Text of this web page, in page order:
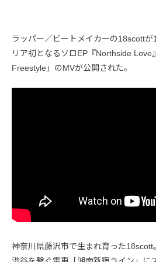
ラッパー／ビートメイカーの18scottが
リア初となるソロEP『Northside Love
Freestyle」のMVが公開された。
神奈川県藤沢市で生まれ育った18scott